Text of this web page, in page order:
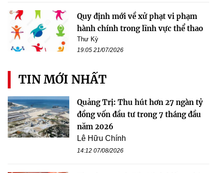
Quy định mới về xử phạt vi phạm
hành chính trong lĩnh vực thể thao
Thư Kỳ
19:05 21/07/2026
TIN MỚI NHẤT
Quảng Trị: Thu hút hơn 27 ngàn tỷ
đồng vốn đầu tư trong 7 tháng đầu
năm 2026
Lê Hữu Chính
14:12 07/08/2026